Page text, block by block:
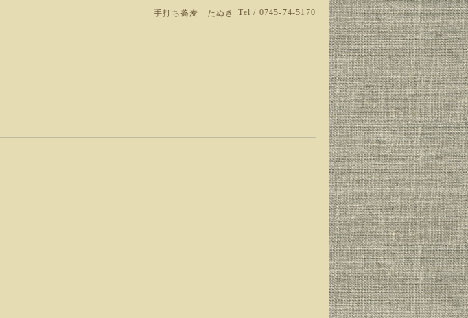
手打ち蕎麦 たぬき Tel / 0745-74-5170